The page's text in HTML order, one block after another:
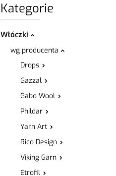
Kategorie
Włóczki
wg producenta
Drops
Gazzal
Gabo Wool
Phildar
Yarn Art
Rico Design
Viking Garn
Etrofil